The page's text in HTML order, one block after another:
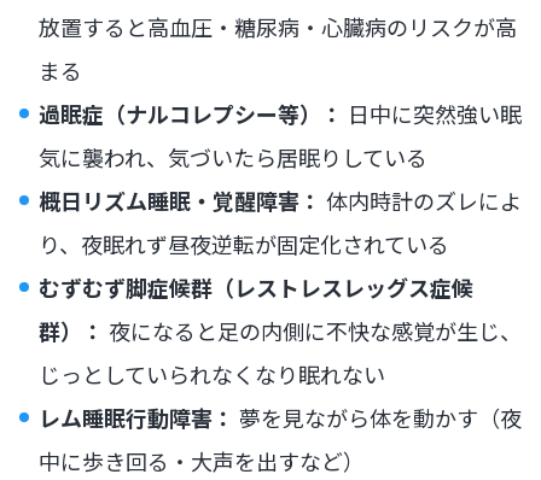
放置すると高血圧・糖尿病・心臓病のリスクが高
まる
過眠症（ナルコレプシー等）： 日中に突然強い眠
気に襲われ、気づいたら居眠りしている
概日リズム睡眠・覚醒障害： 体内時計のズレによ
り、夜眠れず昼夜逆転が固定化されている
むずむず脚症候群（レストレスレッグス症候
群）： 夜になると足の内側に不快な感覚が生じ、
じっとしていられなくなり眠れない
レム睡眠行動障害： 夢を見ながら体を動かす（夜
中に歩き回る・大声を出すなど）